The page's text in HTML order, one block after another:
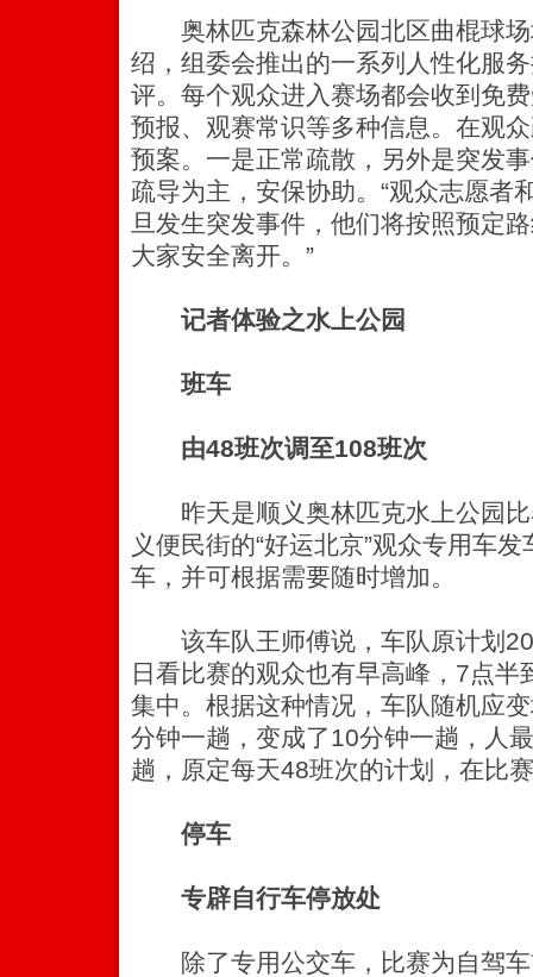
奥林匹克森林公园北区曲棍球场
绍，组委会推出的一系列人性化服
评。每个观众进入赛场都会收到免
预报、观赛常识等多种信息。在观
预案。一是正常疏散，另外是突发
疏导为主，安保协助。“观众志愿者
旦发生突发事件，他们将按照预定
大家安全离开。”
记者体验之水上公园
班车
由48班次调至108班次
昨天是顺义奥林匹克水上公园比
义便民街的“好运北京”观众专用车
车，并可根据需要随时增加。
该车队王师傅说，车队原计划20
日看比赛的观众也有早高峰，7点
集中。根据这种情况，车队随机应
分钟一趟，变成了10分钟一趟，人
趟，原定每天48班次的计划，在比
停车
专辟自行车停放处
除了专用公交车，比赛为自驾车